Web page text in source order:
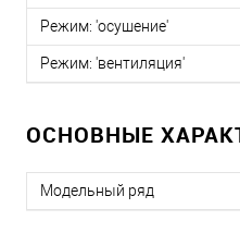
Режим: 'осушение'
Режим: 'вентиляция'
ОСНОВНЫЕ
Модельный ряд